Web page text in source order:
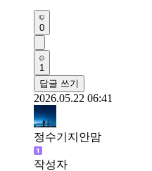
0
1
답글 쓰기
2026.05.22 06:41
정수기지안맘
작성자